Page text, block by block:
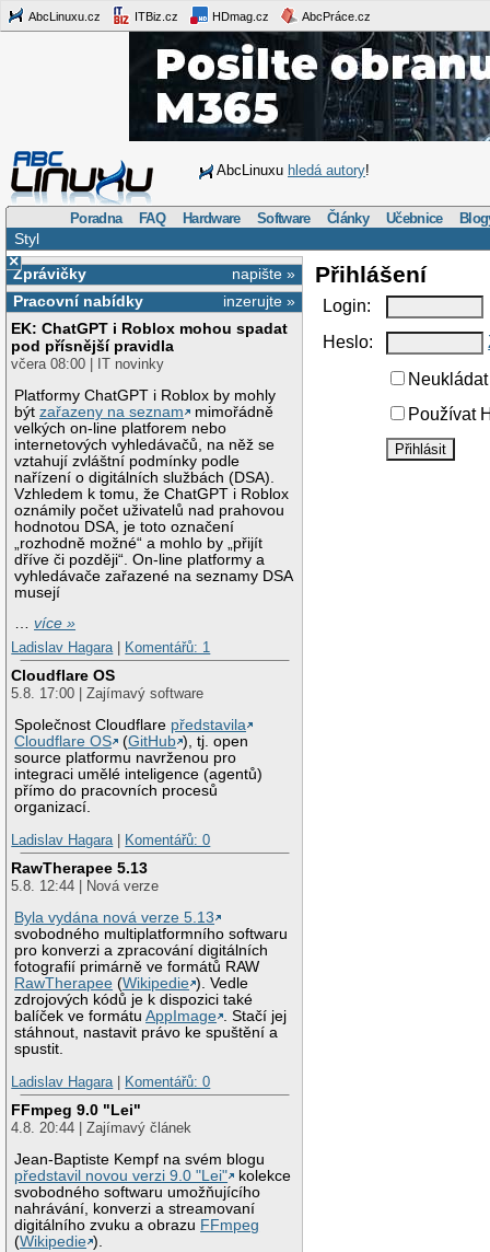
AbcLinuxu.cz ITBiz.cz HDmag.cz AbcPráce.cz
AbcLinuxu hledá autory!
Poradna FAQ Hardware Software Články Učebnice
Styl
×
napište »
Zprávičky
inzerujte »
Pracovní nabídky
EK: ChatGPT i Roblox mohou spadat
pod přísnější pravidla
včera 08:00 | IT novinky
Platformy ChatGPT i Roblox by mohly
býtzařazeny na seznam
mimořádně
velkých on-line platforem nebo
internetových vyhledávačů, na něž se
vztahují zvláštní podmínky podle
nařízení o digitálních službách (DSA).
Vzhledem k tomu, že ChatGPT i Roblox
oznámily počet uživatelů nad prahovou
hodnotou DSA, je toto označení
„rozhodně možné“ a mohlo by „přijít
dříve či později“. On-line platformy a
vyhledávače zařazené na seznamy DSA
musejí
…více »
Ladislav Hagara
Komentářů: 1
Cloudflare OS
5.8. 17:00 | Zajímavý software
Společnost Cloudflare představila
Cloudflare OS
(GitHub ), tj. open
source platformu navrženou pro
integraci umělé inteligence (agentů)
přímo do pracovních procesů
organizací.
Ladislav Hagara
Komentářů: 0
RawTherapee 5.13
5.8. 12:44 | Nová verze
Byla vydána nová verze 5.13
svobodného multiplatformního softwaru
pro konverzi a zpracování digitálních
fotografií primárně ve formátů RAW
RawTherapee (Wikipedie ). Vedle
zdrojových kódů je k dispozici také
balíček ve formátuAppImage . Stačí jej
stáhnout, nastavit právo ke spuštění a
spustit.
Ladislav Hagara
Komentářů: 0
FFmpeg 9.0 "Lei"
4.8. 20:44 | Zajímavý článek
Jean-Baptiste Kempf na svém blogu
představil novou verzi 9.0 "Lei"
kolekce
svobodného softwaru umožňujícího
nahrávání, konverzi a streamovaní
digitálního zvuku a obrazu FFmpeg
(Wikipedie ).
Přihlášení
Login:
Heslo:
Používat